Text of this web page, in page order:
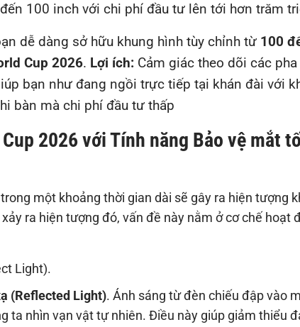
100 inch với chi phí đầu tư lên tới hơn trăm
dễ dàng sở hữu khung hình tùy chỉnh từ 100
Cup 2026. Lợi ích: Cảm giác theo dõi các
bạn như đang ngồi trực tiếp tại khán đài với
bàn mà chi phí đầu tư thấp
2026 với Tính năng Bảo vệ mắt
một khoảng thời gian dài sẽ gây ra hiện tượng
ra hiện tượng đó, vấn đề này nằm ở cơ chế hoạt
Light).
(Reflected Light). Ánh sáng từ đèn chiếu đập vào
ta nhìn vạn vật tự nhiên. Điều này giúp giảm thiểu